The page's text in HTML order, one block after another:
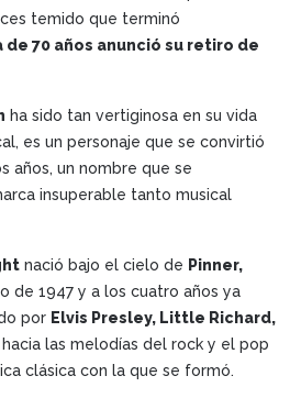
temido que terminó
70 años anunció su retiro de
ha sido tan vertiginosa en su vida
es un personaje que se convirtió
años, un nombre que se
insuperable tanto musical
nació bajo el cielo de Pinner,
de 1947 y a los cuatro años ya
por Elvis Presley, Little Richard,
las melodías del rock y el pop
clásica con la que se formó.